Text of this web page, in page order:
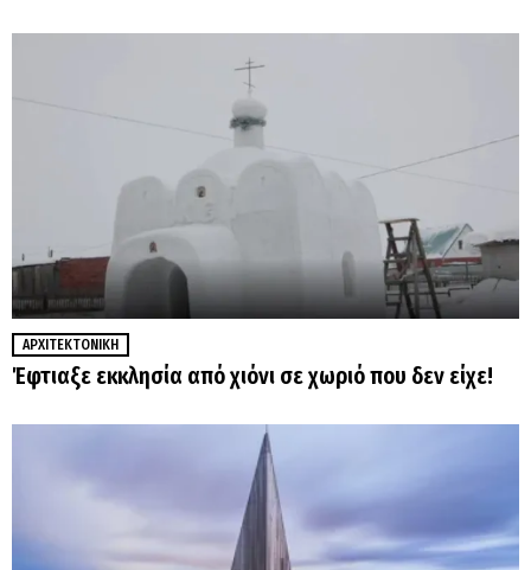
ΑΡΧΙΤΕΚΤΟΝΙΚΉ
Έφτιαξε εκκλησία από χιόνι σε χωριό που δεν είχε!